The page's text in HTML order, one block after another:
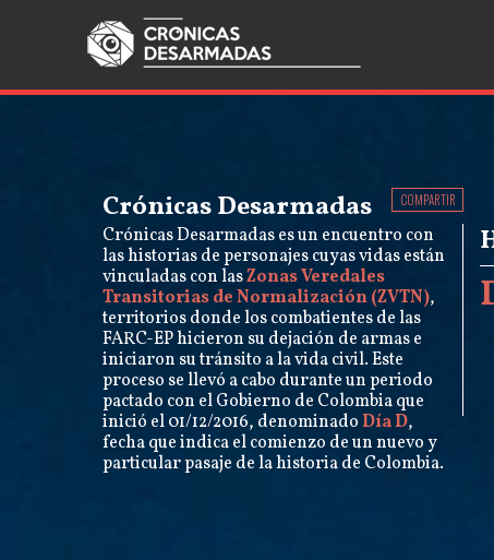
Crónicas Desarmadas
Crónicas Desarmadas es un encuentro con
las historias de personajes cuyas vidas están
vinculadas con lasZonas Veredales
Transitorias de Normalización (ZVTN),
territorios donde los combatientes de las
FARC-EP hicieron su dejación de armas e
iniciaron su tránsito a la vida civil. Este
proceso se llevó a cabo durante un periodo
pactado con el Gobierno de Colombia que
inició el 01/12/2016, denominadoDía D,
fecha que indica el comienzo de un nuevo y
particular pasaje de la historia de Colombia.
COMPARTIR